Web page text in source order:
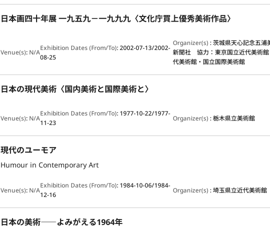
日本画四十年展 一九五九－一九九九〈文化庁買上優秀美術作品〉
Venue(s): N/A
Exhibition Dates (From/To):2002-07-13/2002-
08-25
Organizer(s):茨城県天心記念五浦
新聞社 協力：東京国立近代美術館
代美術館・国立国際美術館
日本の現代美術〈国内美術と国際美術と〉
Venue(s): N/A
Exhibition Dates (From/To): 1977-10-22/1977-
11-23
Organizer(s):栃木県立美術館
現代のユーモア
Humour in Contemporary Art
Venue(s): N/A
Exhibition Dates (From/To): 1984-10-06/1984-
12-16
Organizer(s):埼玉県立近代美術館
日本の美術――よみがえる1964年